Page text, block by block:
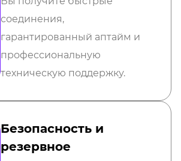
соединения,
гарантированный аптайм и
профессиональную
техническую поддержку.
Безопасность и
резервное